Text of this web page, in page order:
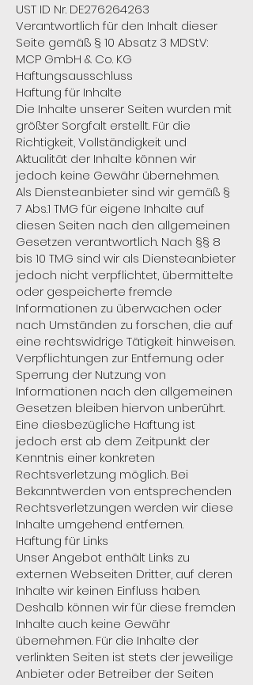
UST ID Nr. DE276264263
Verantwortlich für den Inhalt dieser
Seite gemäß § 10 Absatz 3 MDStV:
MCP GmbH & Co. KG
Haftungsausschluss
Haftung für Inhalte
Die Inhalte unserer Seiten wurden mit
größter Sorgfalt erstellt. Für die
Richtigkeit, Vollständigkeit und
Aktualität der Inhalte können wir
jedoch keine Gewähr übernehmen.
Als Diensteanbieter sind wir gemäß §
7 Abs.1 TMG für eigene Inhalte auf
diesen Seiten nach den allgemeinen
Gesetzen verantwortlich. Nach §§ 8
bis 10 TMG sind wir als Diensteanbieter
jedoch nicht verpflichtet, übermittelte
oder gespeicherte fremde
Informationen zu überwachen oder
nach Umständen zu forschen, die auf
eine rechtswidrige Tätigkeit hinweisen.
Verpflichtungen zur Entfernung oder
Sperrung der Nutzung von
Informationen nach den allgemeinen
Gesetzen bleiben hiervon unberührt.
Eine diesbezügliche Haftung ist
jedoch erst ab dem Zeitpunkt der
Kenntnis einer konkreten
Rechtsverletzung möglich. Bei
Bekanntwerden von entsprechenden
Rechtsverletzungen werden wir diese
Inhalte umgehend entfernen.
Haftung für Links
Unser Angebot enthält Links zu
externen Webseiten Dritter, auf deren
Inhalte wir keinen Einfluss haben.
Deshalb können wir für diese fremden
Inhalte auch keine Gewähr
übernehmen. Für die Inhalte der
verlinkten Seiten ist stets der jeweilige
Anbieter oder Betreiber der Seiten